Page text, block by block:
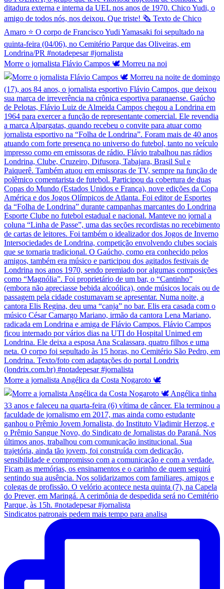
Morre o jornalista Flávio Campos 🕊️ Morreu na noi
Morre a jornalista Angélica da Costa Nogaroto 🕊️
Sindicatos patronais pedem mais tempo para analisa